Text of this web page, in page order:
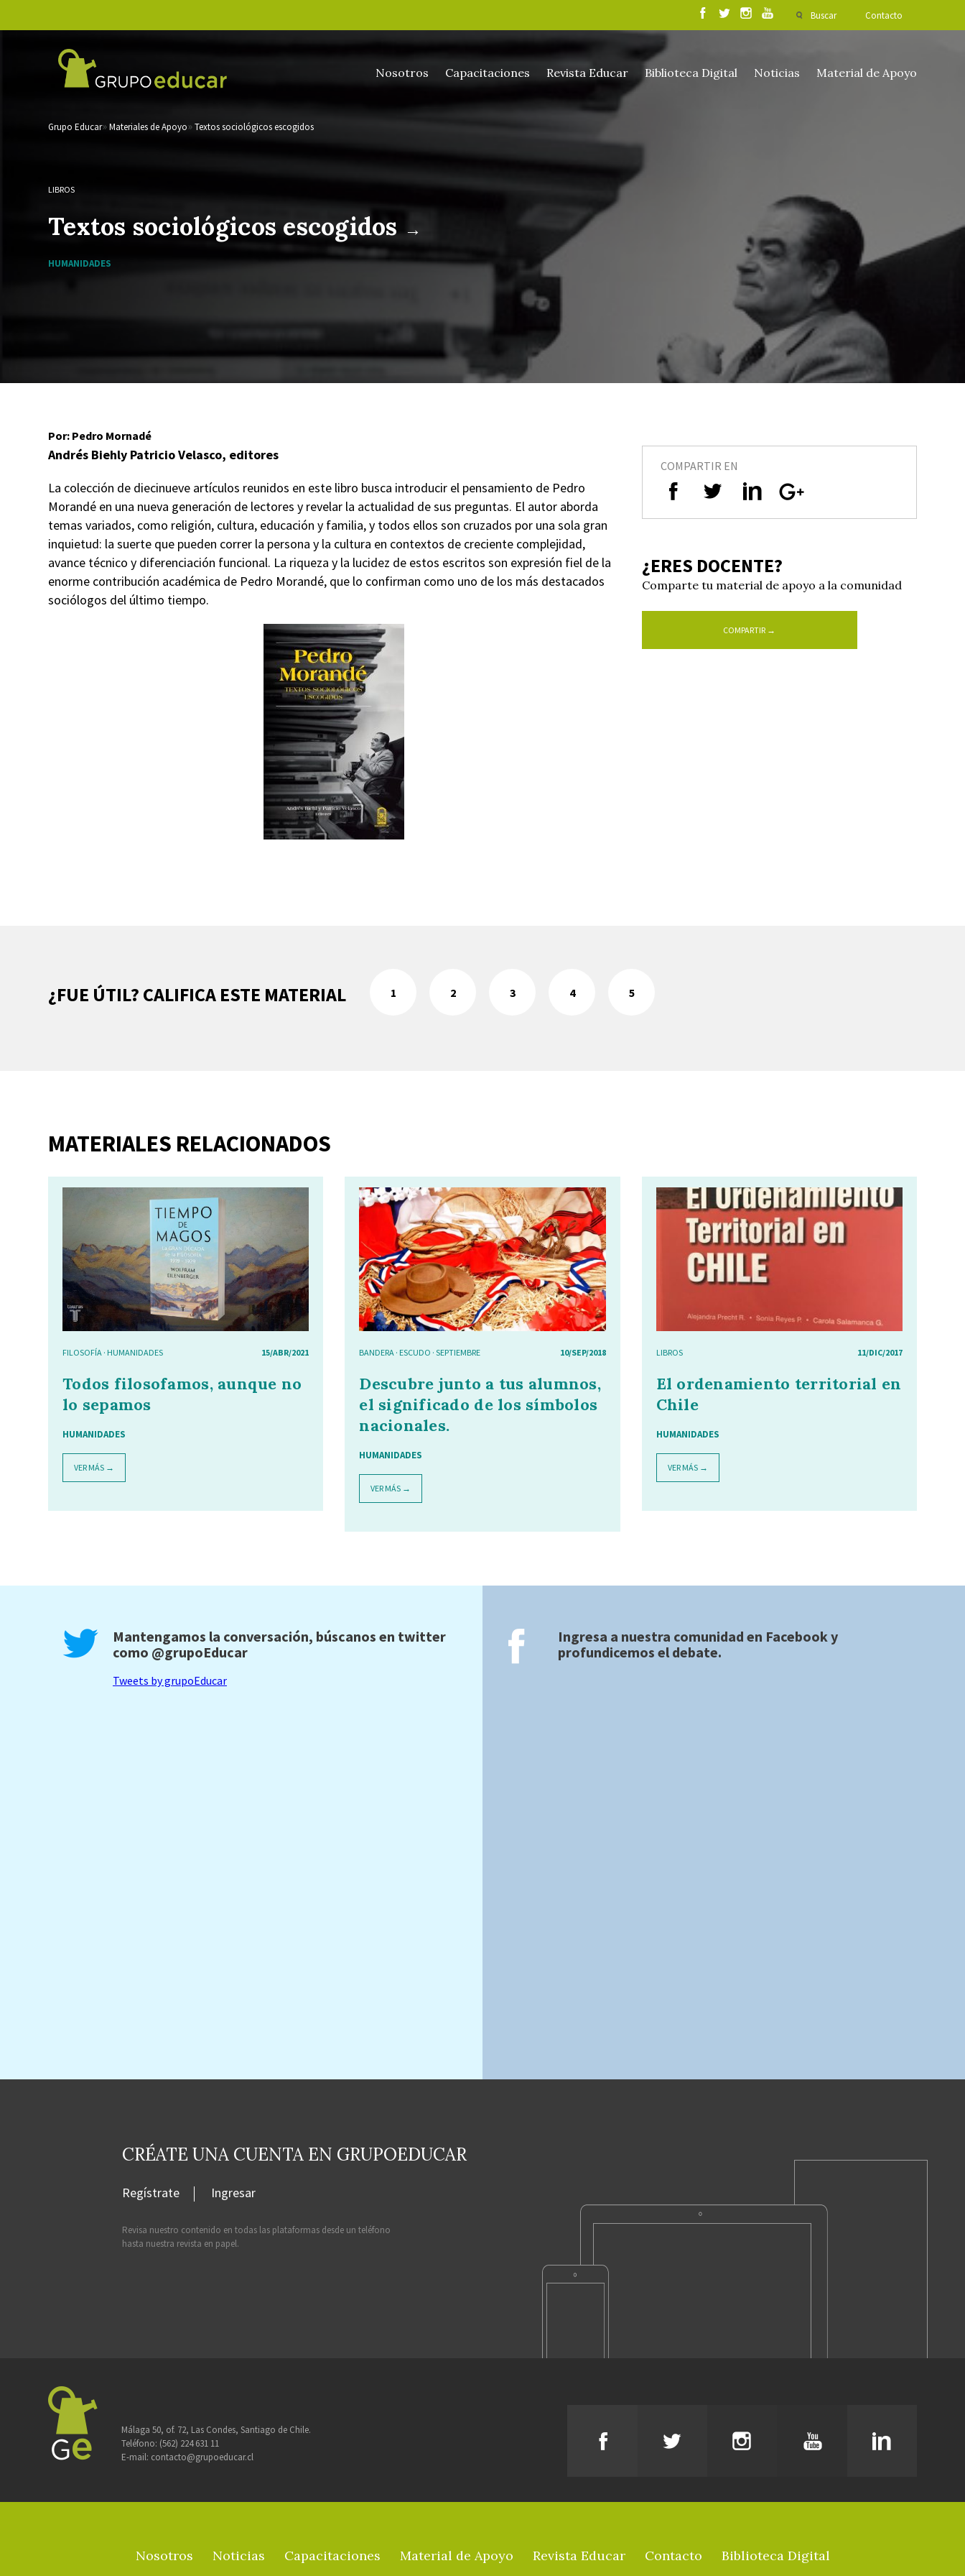
Buscar Contacto
Nosotros Capacitaciones Revista Educar Biblioteca Digital Noticias Material de Apoyo
Grupo Educar Materiales de Apoyo Textos sociológicos escogidos
LIBROS
Textos sociológicos escogidos →
HUMANIDADES
Por: Pedro Mornadé
Andrés Biehly Patricio Velasco, editores
La colección de diecinueve artículos reunidos en este libro busca introducir el pensamiento de Pedro
Morandé en una nueva generación de lectores y revelar la actualidad de sus preguntas. El autor aborda
temas variados, como religión, cultura, educación y familia, y todos ellos son cruzados por una sola gran
inquietud: la suerte que pueden correr la persona y la cultura en contextos de creciente complejidad,
avance técnico y diferenciación funcional. La riqueza y la lucidez de estos escritos son expresión fiel de la
enorme contribución académica de Pedro Morandé, que lo confirman como uno de los más destacados
sociólogos del último tiempo.
COMPARTIR EN
¿ERES DOCENTE?
Comparte tu material de apoyo a la comunidad
COMPARTIR →
¿FUE ÚTIL? CALIFICA ESTE MATERIAL 1 2 3 4 5
MATERIALES RELACIONADOS
FILOSOFÍA · HUMANIDADES 15/ABR/2021
Todos filosofamos, aunque no
lo sepamos
HUMANIDADES
VER MÁS →
BANDERA · ESCUDO ·SEPTIEMBRE 10/SEP/2018
Descubre junto a tus alumnos,
el significado de los símbolos
nacionales.
HUMANIDADES
VER MÁS →
LIBROS 11/DIC/2017
El ordenamiento territorial en
Chile
HUMANIDADES
VER MÁS →
Mantengamos la conversación, búscanos en twitter
como @grupoEducar
Tweets by grupoEducar
Ingresa a nuestra comunidad en Facebooky
profundicemos el debate.
CRÉATE UNA CUENTA EN GRUPOEDUCAR
Regístrate Ingresar
Revisa nuestro contenido en todas las plataformas desde un teléfono
hasta nuestra revista en papel.
Málaga 50, of. 72, Las Condes, Santiago de Chile.
Teléfono: (562) 224 631 11
E-mail: contacto@grupoeducar.cl
Nosotros Noticias Capacitaciones Material de Apoyo Revista Educar Contacto Biblioteca Digital